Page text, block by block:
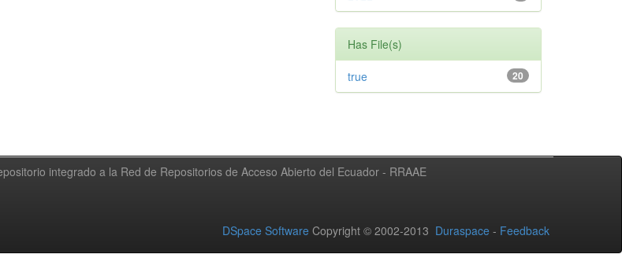
Has File(s)
20
true
integrado a la Red de Repositorios de Acceso Abierto del Ecuador - RRAAE
DSpace Software Copyright © 2002-2013 Duraspace - Feedback